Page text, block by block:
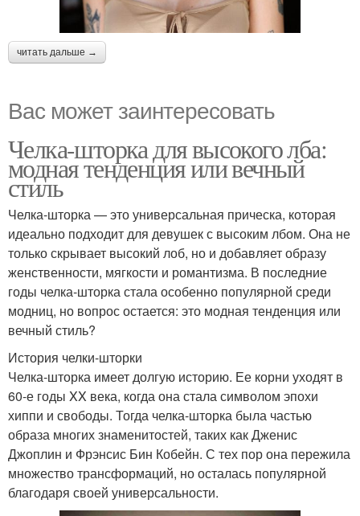
читать дальше →
Вас может заинтересовать
Челка-шторка для высокого лба:
модная тенденция или вечный
стиль
Челка-шторка — это универсальная прическа, которая
идеально подходит для девушек с высоким лбом. Она не
только скрывает высокий лоб, но и добавляет образу
женственности, мягкости и романтизма. В последние
годы челка-шторка стала особенно популярной среди
модниц, но вопрос остается: это модная тенденция или
вечный стиль?
История челки-шторки
Челка-шторка имеет долгую историю. Ее корни уходят в
60-е годы XX века, когда она стала символом эпохи
хиппи и свободы. Тогда челка-шторка была частью
образа многих знаменитостей, таких как Дженис
Джоплин и Фрэнсис Бин Кобейн. С тех пор она пережила
множество трансформаций, но осталась популярной
благодаря своей универсальности.